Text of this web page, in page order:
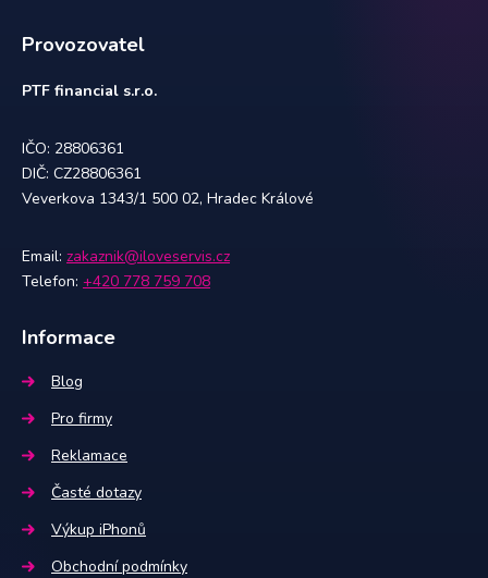
Provozovatel
PTF financial s.r.o.
IČO: 28806361
DIČ: CZ28806361
Veverkova 1343/1 500 02, Hradec Králové
Email: zakaznik@iloveservis.cz
Telefon: +420 778 759 708
Informace
Blog
Pro firmy
Reklamace
Časté dotazy
Výkup iPhonů
Obchodní podmínky